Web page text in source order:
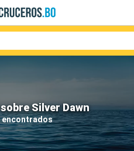
Silver Dawn
encontrados